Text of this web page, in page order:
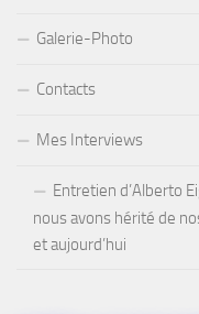
Galerie-Photo
Contacts
Mes Interviews
Entretien d’Alberto
nous avons hérité de
et aujourd’hui